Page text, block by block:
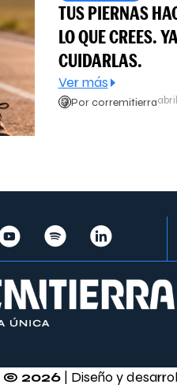
TUS PIERNAS
LO QUE CREES.
CUIDARLAS.
Ver más
Por corremitierra
© 2026| Diseño y